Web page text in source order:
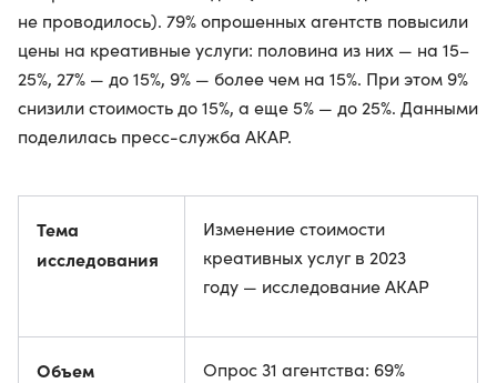
не проводилось). 79% опрошенных агентств повысили
цены на креативные услуги: половина из них — на 15–
25%, 27% — до 15%, 9% — более чем на 15%. При этом 9%
снизили стоимость до 15%, а еще 5% — до 25%. Данными
поделилась пресс-служба АКАР.
Тема
исследования
Изменение стоимости
креативных услуг в 2023
году — исследование АКАР
Объем
Опрос 31 агентства: 69%